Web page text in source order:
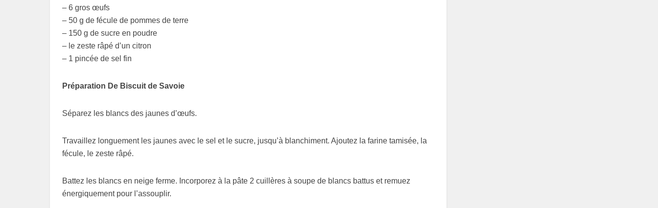
– 6 gros œufs
– 50 g de fécule de pommes de terre
– 150 g de sucre en poudre
– le zeste râpé d’un citron
– 1 pincée de sel fin
Préparation De Biscuit de Savoie
Séparez les blancs des jaunes d’œufs.
Travaillez longuement les jaunes avec le sel et le sucre, jusqu’à blanchiment. Ajoutez la farine tamisée, la
fécule, le zeste râpé.
Battez les blancs en neige ferme. Incorporez à la pâte 2 cuillères à soupe de blancs battus et remuez
énergiquement pour l’assouplir.